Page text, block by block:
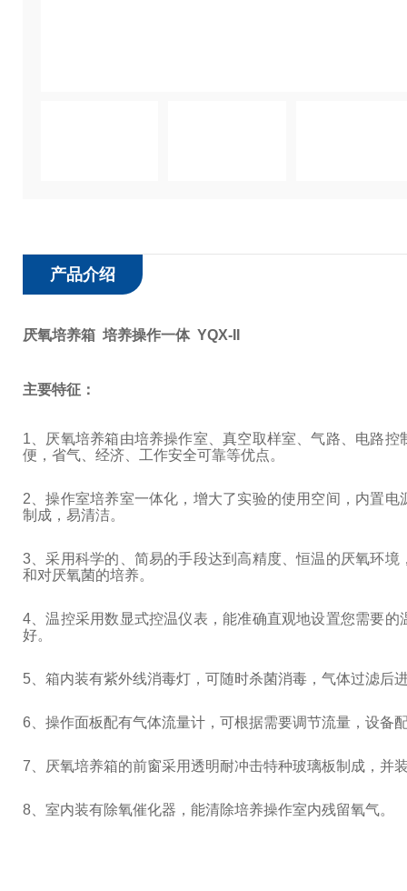
产品介绍
厌氧培养箱 培养操作一体 YQX-II
主要特征：
1 、厌氧培养箱由培养操作室、真空取样室、气路、电路
便，省气、经济、工作安全可靠等优点。
2 、操作室培养室一体化，增大了实验的使用空间，内置
制成，易清洁。
3 、采用科学的、简易的手段达到高精度、恒温的厌氧环
和对厌氧菌的培养。
4 、温控采用数显式控温仪表，能准确直观地设置您需要
好。
5 、箱内装有紫外线消毒灯，可随时杀菌消毒，气体过滤
6 、操作面板配有气体流量计，可根据需要调节流量，设备
7 、厌氧培养箱的前窗采用透明耐冲击特种玻璃板制成，
8 、室内装有除氧催化器，能清除培养操作室内残留氧气。